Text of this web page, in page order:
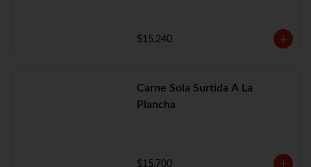
$15.240
Carne Sola Surtida A La
Plancha
$15.700